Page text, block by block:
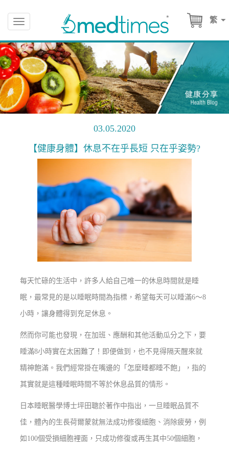
繁
Toggle
navigation
03.05.2020
【健康身體】休息不在乎長短 只在乎姿勢?
每天忙碌的生活中，許多人給自己唯一的休息時間就是睡
眠，最常見的是以睡眠時間為指標，希望每天可以睡滿6～8
小時，讓身體得到充足休息。
然而你可能也發現，在加班、應酬和其他活動瓜分之下，要
睡滿8小時實在太困難了！即便做到，也不見得隔天醒來就
精神飽滿。我們經常掛在嘴邊的「怎麼睡都睡不飽」，指的
其實就是這種睡眠時間不等於休息品質的情形。
日本睡眠醫學博士坪田聰於著作中指出，一旦睡眠品質不
佳，體內的生長荷爾蒙就無法成功修復細胞、消除疲勞，例
如100個受損細胞裡面，只成功修復或再生其中50個細胞，